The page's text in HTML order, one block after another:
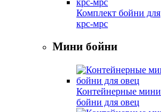
Комплект бойни для
крс-мрс
Мини бойни
Контейнерные мини
бойни для овец